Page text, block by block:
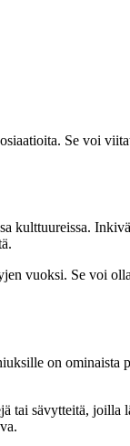
Se voi
kulttuureissa.
vuoksi. Se voi
on
tai sävytteitä,